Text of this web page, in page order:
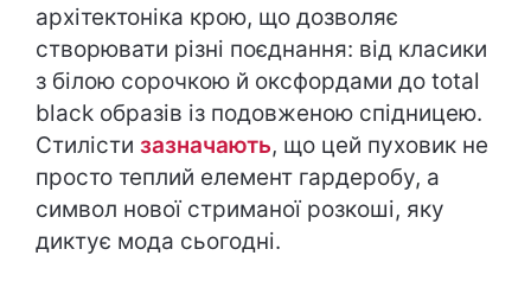
архітектоніка крою, що дозволяє
створювати різні поєднання: від класики
з білою сорочкою й оксфордами до total
black образів із подовженою спідницею.
Стилісти зазначають, що цей пуховик не
просто теплий елемент гардеробу, а
символ нової стриманої розкоші, яку
диктує мода сьогодні.